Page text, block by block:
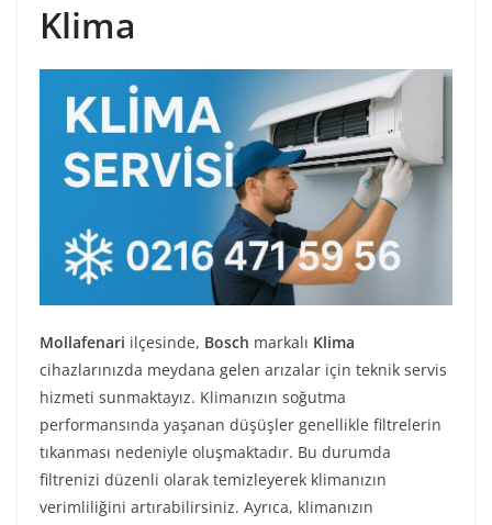
Klima
Mollafenari ilçesinde, Bosch markalı Klima
cihazlarınızda meydana gelen arızalar için teknik servis
hizmeti sunmaktayız. Klimanızın soğutma
performansında yaşanan düşüşler genellikle filtrelerin
tıkanması nedeniyle oluşmaktadır. Bu durumda
filtrenizi düzenli olarak temizleyerek klimanızın
verimliliğini artırabilirsiniz. Ayrıca, klimanızın